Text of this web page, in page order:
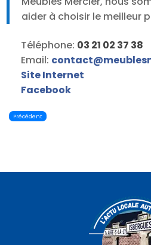
aider à choisir le meilleur
Téléphone: 03 21 02 37 38
Email: contact@
Site Internet
Facebook
Précédent